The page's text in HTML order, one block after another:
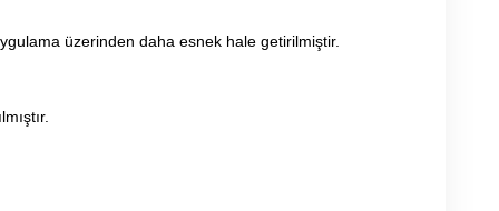
üzerinden daha esnek hale getirilmiştir.